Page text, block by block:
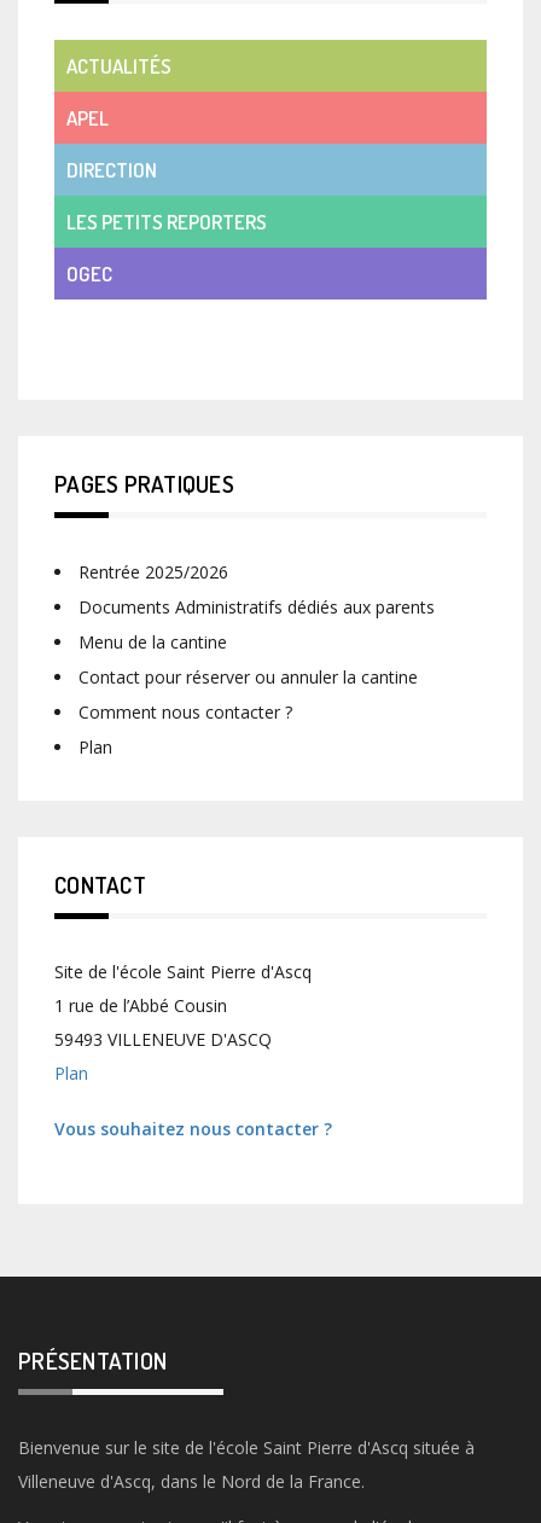
ACTUALITÉS
APEL
DIRECTION
LES PETITS REPORTERS
OGEC
PAGES PRATIQUES
Rentrée 2025/2026
Documents Administratifs dédiés aux parents
Menu de la cantine
Contact pour réserver ou annuler la cantine
Comment nous contacter ?
Plan
CONTACT
Site de l'école Saint Pierre d'Ascq
1 rue de l’Abbé Cousin
59493 VILLENEUVE D'ASCQ
Plan
Vous souhaitez nous contacter ?
PRÉSENTATION
Bienvenue sur le site de l'école Saint Pierre d'Ascq située à
Villeneuve d'Ascq, dans le Nord de la France.